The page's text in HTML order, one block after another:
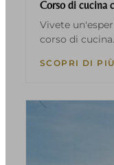
Corso di cucina
Vivete
corso di
SCOPRI DI